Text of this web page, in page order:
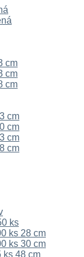
cm
cm
cm
cm
cm
cm
cm
ks
ks 28 cm
ks 30 cm
ks 48 cm